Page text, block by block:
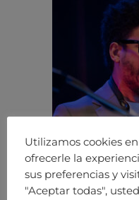
Utilizamos cookies
ofrecerle la
sus preferencias y
"Aceptar todas",